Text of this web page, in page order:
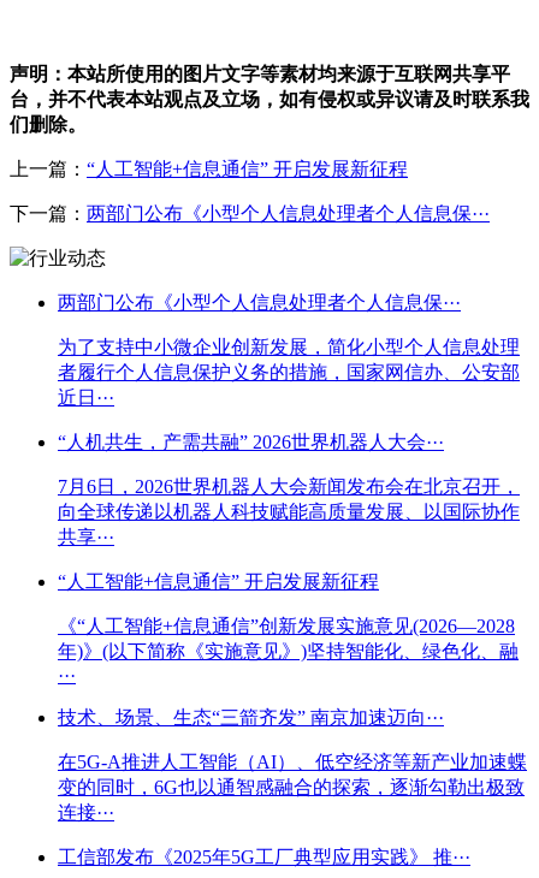
声明：本站所使用的图片文字等素材均来源于互联网共享平
台，并不代表本站观点及立场，如有侵权或异议请及时联系我
们删除。
上一篇： “人工智能+信息通信” 开启发展新征程
下一篇： 两部门公布《小型个人信息处理者个人信息保···
两部门公布《小型个人信息处理者个人信息保···
为了支持中小微企业创新发展，简化小型个人信息处理
者履行个人信息保护义务的措施，国家网信办、公安部
近日···
“人机共生，产需共融” 2026世界机器人大会···
7月6日，2026世界机器人大会新闻发布会在北京召开，
向全球传递以机器人科技赋能高质量发展、以国际协作
共享···
“人工智能+信息通信” 开启发展新征程
《“人工智能+信息通信”创新发展实施意见(2026—2028
年)》(以下简称《实施意见》)坚持智能化、绿色化、融
···
技术、场景、生态“三箭齐发” 南京加速迈向···
在5G-A推进人工智能（AI）、低空经济等新产业加速蝶
变的同时，6G也以通智感融合的探索，逐渐勾勒出极致
连接···
工信部发布《2025年5G工厂典型应用实践》 推···